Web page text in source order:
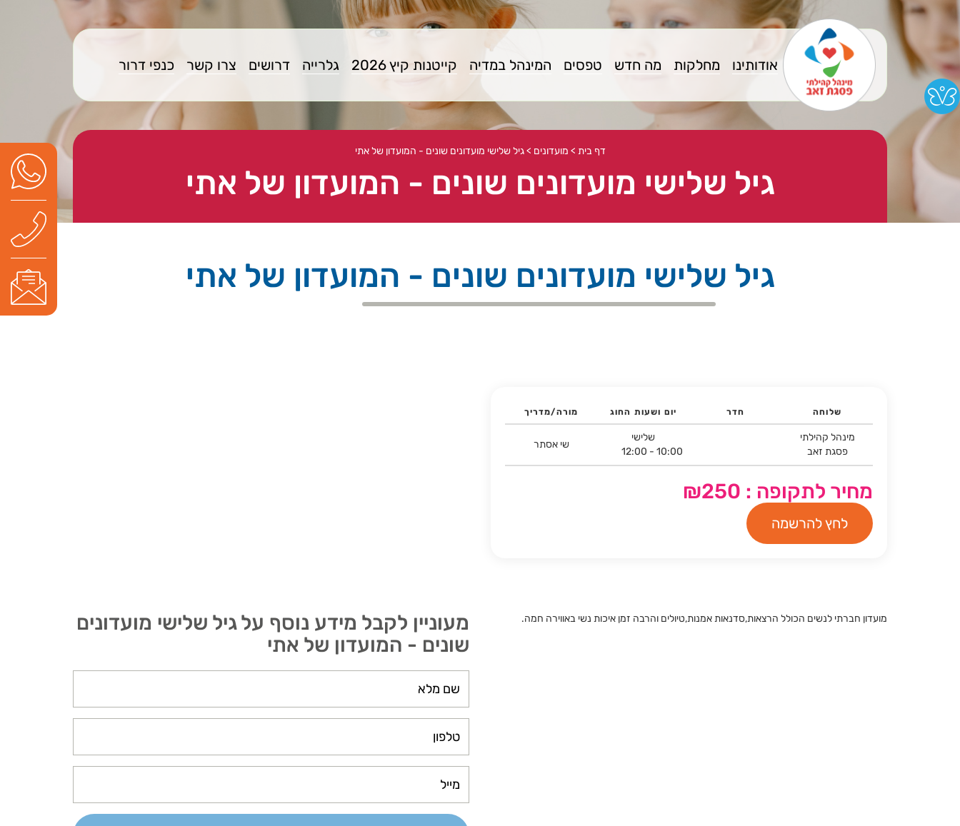
אודותינו מחלקות מה חדש טפסים המינהל במדיה קייטנות קיץ 2026 גלרייה דרושים צרו קשר כנפי דרור
דף בית > מועדונים > גיל שלישי מועדונים שונים - המועדון של אתי
גיל שלישי מועדונים שונים - המועדון של אתי
גיל שלישי מועדונים שונים - המועדון של אתי
שלוחה חדר יום ושעות החוג מורה/מדריך
מינהל קהילתי
פסגת זאב
שלישי
12:00 - 10:00
שי אסתר
מחיר לתקופה : ₪250
לחץ להרשמה
מועדון חברתי לנשים הכולל הרצאות,סדנאות אמנות,טיולים והרבה זמן איכות נשי באווירה חמה.
מעוניין לקבל מידע נוסף על גיל שלישי מועדונים
שונים - המועדון של אתי